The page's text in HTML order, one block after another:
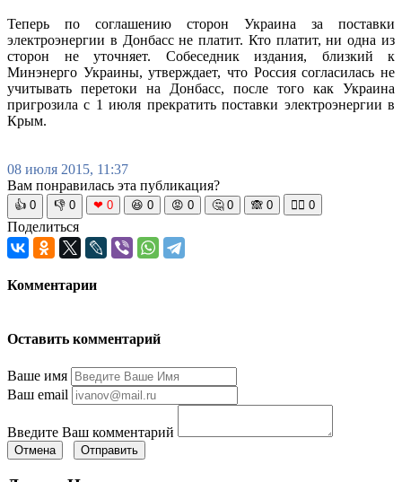
Теперь по соглашению сторон Украина за поставки
электроэнергии в Донбасс не платит. Кто платит, ни одна из
сторон не уточняет. Собеседник издания, близкий к
Минэнерго Украины, утверждает, что Россия согласилась не
учитывать перетоки на Донбасс, после того как Украина
пригрозила с 1 июля прекратить поставки электроэнергии в
Крым.
08 июля 2015, 11:37
Вам понравилась эта публикация?
👍 0 👎 0 ❤ 0 😆 0 😡 0 🤔 0 🙈 0 🧘‍♀️ 0
Поделиться
Комментарии
Оставить комментарий
Ваше имя
Ваш email
Введите Ваш комментарий
Отмена Отправить